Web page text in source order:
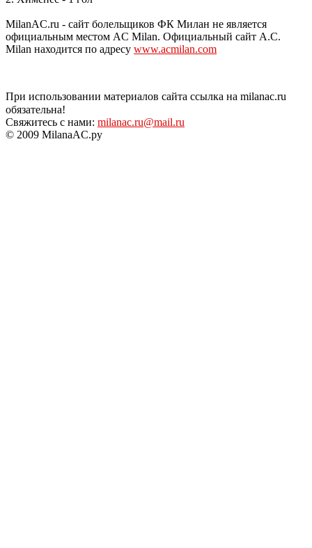
MilanAC.ru - сайт болельщиков ФК Милан не является
официальным местом AC Milan. Официальный сайт A.C.
Milan находится по адресу www.acmilan.com
При использовании материалов сайта ссылка на milanac.ru
обязательна!
Свяжитесь с нами: milanac.ru@mail.ru
© 2009 MilanaAC.ру